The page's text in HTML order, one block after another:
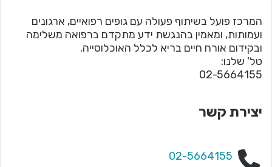
המרכז פועל בשיתוף פעולה עם גופים רפואיים, ארגונים
ועמותות, ומאמין בהנגשת ידע מתקדם ברפואה משלימה
ובקידום אורח חיים בריא לכלל האוכלוסייה.
טל' שלנו:
02-5664155
יצירת קשר
02-5664155